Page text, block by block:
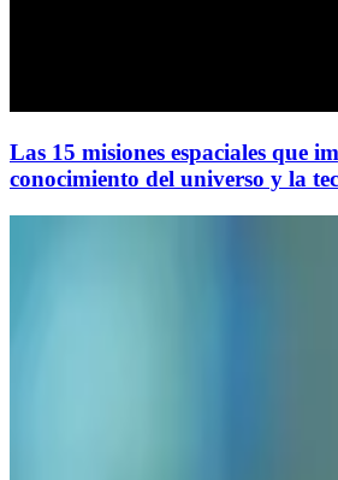
Las 15 misiones espaciales que
conocimiento del universo y la